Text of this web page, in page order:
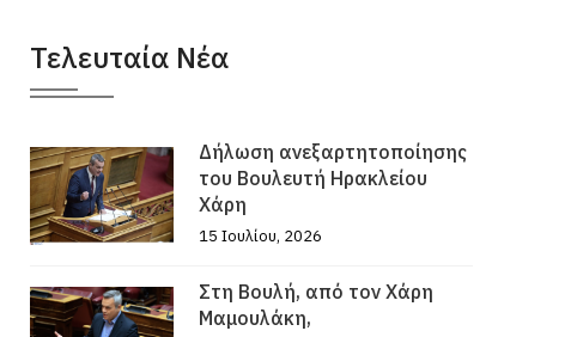
Τελευταία Νέα
Δήλωση ανεξαρτητοποίησης
του Βουλευτή Ηρακλείου
Χάρη
15 Ιουλίου, 2026
Στη Βουλή, από τον Χάρη
Μαμουλάκη,